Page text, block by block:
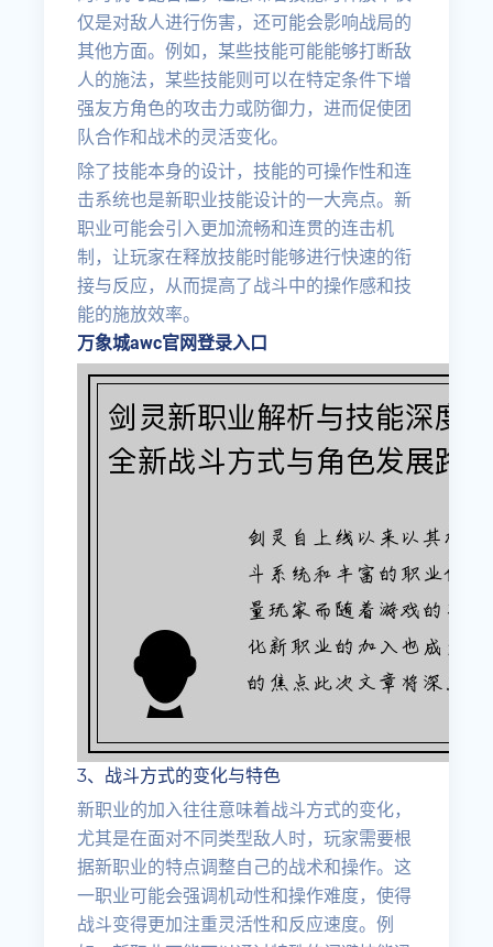
仅是对敌人进行伤害，还可能会影响战局的
其他方面。例如，某些技能可能能够打断敌
人的施法，某些技能则可以在特定条件下增
强友方角色的攻击力或防御力，进而促使团
队合作和战术的灵活变化。
除了技能本身的设计，技能的可操作性和连
击系统也是新职业技能设计的一大亮点。新
职业可能会引入更加流畅和连贯的连击机
制，让玩家在释放技能时能够进行快速的衔
接与反应，从而提高了战斗中的操作感和技
能的施放效率。
万象城awc官网登录入口
3、战斗方式的变化与特色
新职业的加入往往意味着战斗方式的变化，
尤其是在面对不同类型敌人时，玩家需要根
据新职业的特点调整自己的战术和操作。这
一职业可能会强调机动性和操作难度，使得
战斗变得更加注重灵活性和反应速度。例